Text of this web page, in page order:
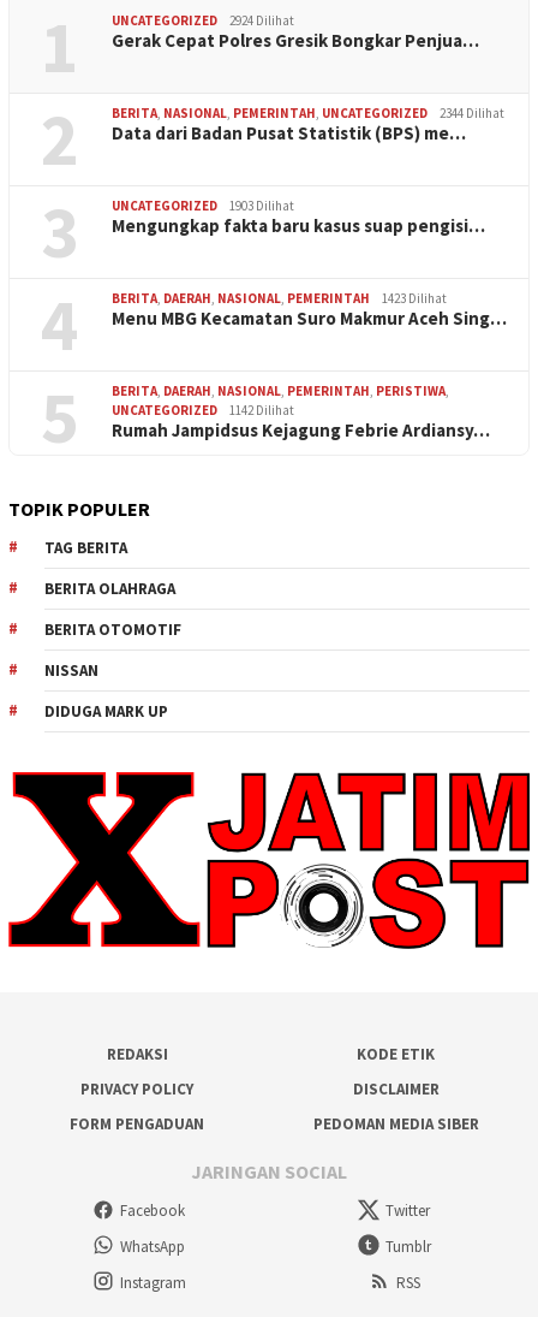
1 UNCATEGORIZED 2924 Dilihat
Gerak Cepat Polres Gresik Bongkar Penjua…
2 BERITA, NASIONAL, PEMERINTAH, UNCATEGORIZED 2344 Dilihat
Data dari Badan Pusat Statistik (BPS) me…
3 UNCATEGORIZED 1903 Dilihat
Mengungkap fakta baru kasus suap pengisi…
4 BERITA, DAERAH, NASIONAL, PEMERINTAH 1423 Dilihat
Menu MBG Kecamatan Suro Makmur Aceh Sing…
5 BERITA, DAERAH, NASIONAL, PEMERINTAH, PERISTIWA,
UNCATEGORIZED
1142 Dilihat
Rumah Jampidsus Kejagung Febrie Ardiansy…
TOPIK POPULER
TAG BERITA
BERITA OLAHRAGA
BERITA OTOMOTIF
NISSAN
DIDUGA MARK UP
REDAKSI
KODE ETIK
PRIVACY POLICY
DISCLAIMER
FORM PENGADUAN
PEDOMAN MEDIA SIBER
JARINGAN SOCIAL
Facebook
Twitter
WhatsApp
Tumblr
Instagram
RSS